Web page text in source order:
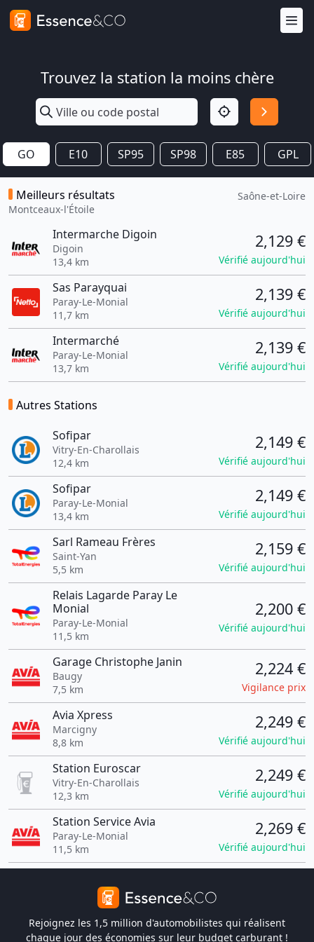
Trouvez la station la moins chère
GO E10 SP95 SP98 E85 GPL
Meilleurs résultats
Montceaux-l'Étoile
Saône-et-Loire
Intermarche Digoin
Digoin
13,4 km
2,129 €
Vérifié aujourd'hui
Sas Parayquai
Paray-Le-Monial
11,7 km
2,139 €
Vérifié aujourd'hui
Intermarché
Paray-Le-Monial
13,7 km
2,139 €
Vérifié aujourd'hui
Autres Stations
Sofipar
Vitry-En-Charollais
12,4 km
2,149 €
Vérifié aujourd'hui
Sofipar
Paray-Le-Monial
13,4 km
2,149 €
Vérifié aujourd'hui
Sarl Rameau Frères
Saint-Yan
5,5 km
2,159 €
Vérifié aujourd'hui
Relais Lagarde Paray Le
Monial
Paray-Le-Monial
11,5 km
2,200 €
Vérifié aujourd'hui
Garage Christophe Janin
Baugy
7,5 km
2,224 €
Vigilance prix
Avia Xpress
Marcigny
8,8 km
2,249 €
Vérifié aujourd'hui
Station Euroscar
Vitry-En-Charollais
12,3 km
2,249 €
Vérifié aujourd'hui
Station Service Avia
Paray-Le-Monial
11,5 km
2,269 €
Vérifié aujourd'hui
Rejoignez les 1,5 million d'automobilistes qui réalisent
chaque jour des économies sur leur budget carburant !